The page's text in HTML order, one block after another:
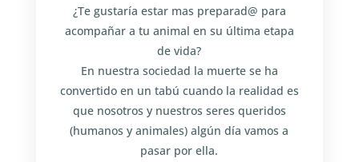
¿Te gustaría estar mas preparad@ para
acompañar a tu animal en su última etapa
de vida?
En nuestra sociedad la muerte se ha
convertido en un tabú cuando la realidad es
que nosotros y nuestros seres queridos
(humanos y animales) algún día vamos a
pasar por ella.